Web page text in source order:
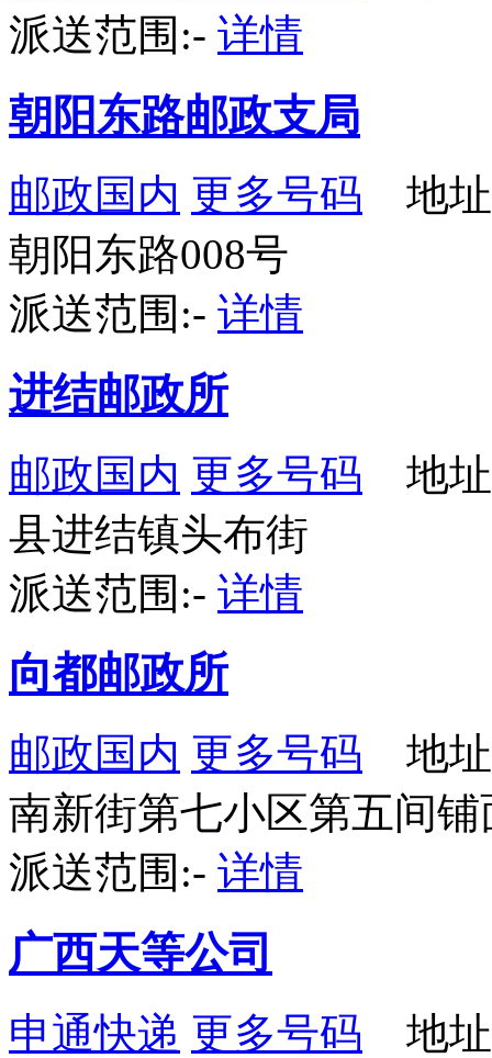
派送范围:- 详情
朝阳东路邮政支局
邮政国内 更多号码 地址
朝阳东路008号
派送范围:- 详情
进结邮政所
邮政国内 更多号码 地址
县进结镇头布街
派送范围:- 详情
向都邮政所
邮政国内 更多号码 地址
南新街第七小区第五间铺
派送范围:- 详情
广西天等公司
申通快递 更多号码 地址